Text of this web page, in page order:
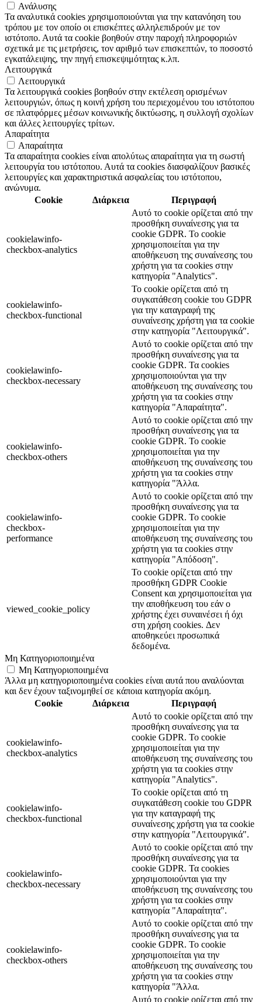
Ανάλυσης
Τα αναλυτικά cookies χρησιμοποιούνται για την κατανόηση του
τρόπου με τον οποίο οι επισκέπτες αλληλεπιδρούν με τον
ιστότοπο. Αυτά τα cookie βοηθούν στην παροχή πληροφοριών
σχετικά με τις μετρήσεις, τον αριθμό των επισκεπτών, το ποσοστό
εγκατάλειψης, την πηγή επισκεψιμότητας κ.λπ.
Λειτουργικά
Λειτουργικά
Τα λειτουργικά cookies βοηθούν στην εκτέλεση ορισμένων
λειτουργιών, όπως η κοινή χρήση του περιεχομένου του ιστότοπου
σε πλατφόρμες μέσων κοινωνικής δικτύωσης, η συλλογή σχολίων
και άλλες λειτουργίες τρίτων.
Απαραίτητα
Απαραίτητα
Τα απαραίτητα cookies είναι απολύτως απαραίτητα για τη σωστή
λειτουργία του ιστότοπου. Αυτά τα cookies διασφαλίζουν βασικές
λειτουργίες και χαρακτηριστικά ασφαλείας του ιστότοπου,
ανώνυμα.
Cookie
Διάρκεια Περιγραφή
cookielawinfo-
checkbox-analytics
Αυτό το cookie ορίζεται από την
προσθήκη συναίνεσης για τα
cookie GDPR. Το cookie
χρησιμοποιείται για την
αποθήκευση της συναίνεσης του
χρήστη για τα cookies στην
κατηγορία "Analytics".
cookielawinfo-
checkbox-functional
Το cookie ορίζεται από τη
συγκατάθεση cookie του GDPR
για την καταγραφή της
συναίνεσης χρήστη για τα cookie
στην κατηγορία "Λειτουργικά".
cookielawinfo-
checkbox-necessary
Αυτό το cookie ορίζεται από την
προσθήκη συναίνεσης για τα
cookie GDPR. Τα cookies
χρησιμοποιούνται για την
αποθήκευση της συναίνεσης του
χρήστη για τα cookies στην
κατηγορία "Απαραίτητα".
cookielawinfo-
checkbox-others
Αυτό το cookie ορίζεται από την
προσθήκη συναίνεσης για τα
cookie GDPR. Το cookie
χρησιμοποιείται για την
αποθήκευση της συναίνεσης του
χρήστη για τα cookies στην
κατηγορία "Άλλα.
cookielawinfo-
checkbox-
performance
Αυτό το cookie ορίζεται από την
προσθήκη συναίνεσης για τα
cookie GDPR. Το cookie
χρησιμοποιείται για την
αποθήκευση της συναίνεσης του
χρήστη για τα cookies στην
κατηγορία "Απόδοση".
viewed_cookie_policy
Το cookie ορίζεται από την
προσθήκη GDPR Cookie
Consent και χρησιμοποιείται για
την αποθήκευση του εάν ο
χρήστης έχει συναινέσει ή όχι
στη χρήση cookies. Δεν
αποθηκεύει προσωπικά
δεδομένα.
Μη Κατηγοριοποιημένα
Μη Κατηγοριοποιημένα
Άλλα μη κατηγοριοποιημένα cookies είναι αυτά που αναλύονται
και δεν έχουν ταξινομηθεί σε κάποια κατηγορία ακόμη.
Cookie
Διάρκεια Περιγραφή
cookielawinfo-
checkbox-analytics
Αυτό το cookie ορίζεται από την
προσθήκη συναίνεσης για τα
cookie GDPR. Το cookie
χρησιμοποιείται για την
αποθήκευση της συναίνεσης του
χρήστη για τα cookies στην
κατηγορία "Analytics".
cookielawinfo-
checkbox-functional
Το cookie ορίζεται από τη
συγκατάθεση cookie του GDPR
για την καταγραφή της
συναίνεσης χρήστη για τα cookie
στην κατηγορία "Λειτουργικά".
cookielawinfo-
checkbox-necessary
Αυτό το cookie ορίζεται από την
προσθήκη συναίνεσης για τα
cookie GDPR. Τα cookies
χρησιμοποιούνται για την
αποθήκευση της συναίνεσης του
χρήστη για τα cookies στην
κατηγορία "Απαραίτητα".
cookielawinfo-
checkbox-others
Αυτό το cookie ορίζεται από την
προσθήκη συναίνεσης για τα
cookie GDPR. Το cookie
χρησιμοποιείται για την
αποθήκευση της συναίνεσης του
χρήστη για τα cookies στην
κατηγορία "Άλλα.
Αυτό το cookie ορίζεται από την